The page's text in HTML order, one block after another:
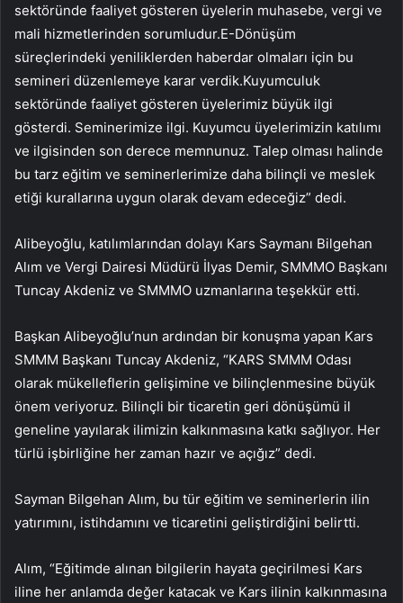
sektöründe faaliyet gösteren üyelerin muhasebe, vergi ve
mali hizmetlerinden sorumludur.E-Dönüşüm
süreçlerindeki yeniliklerden haberdar olmaları için bu
semineri düzenlemeye karar verdik.Kuyumculuk
sektöründe faaliyet gösteren üyelerimiz büyük ilgi
gösterdi. Seminerimize ilgi. Kuyumcu üyelerimizin katılımı
ve ilgisinden son derece memnunuz. Talep olması halinde
bu tarz eğitim ve seminerlerimize daha bilinçli ve meslek
etiği kurallarına uygun olarak devam edeceğiz” dedi.
Alibeyoğlu, katılımlarından dolayı Kars Saymanı Bilgehan
Alım ve Vergi Dairesi Müdürü İlyas Demir, SMMMO Başkanı
Tuncay Akdeniz ve SMMMO uzmanlarına teşekkür etti.
Başkan Alibeyoğlu’nun ardından bir konuşma yapan Kars
SMMM Başkanı Tuncay Akdeniz, “KARS SMMM Odası
olarak mükelleflerin gelişimine ve bilinçlenmesine büyük
önem veriyoruz. Bilinçli bir ticaretin geri dönüşümü il
geneline yayılarak ilimizin kalkınmasına katkı sağlıyor. Her
türlü işbirliğine her zaman hazır ve açığız” dedi.
Sayman Bilgehan Alım, bu tür eğitim ve seminerlerin ilin
yatırımını, istihdamını ve ticaretini geliştirdiğini belirtti.
Alım, “Eğitimde alınan bilgilerin hayata geçirilmesi Kars
iline her anlamda değer katacak ve Kars ilinin kalkınmasına